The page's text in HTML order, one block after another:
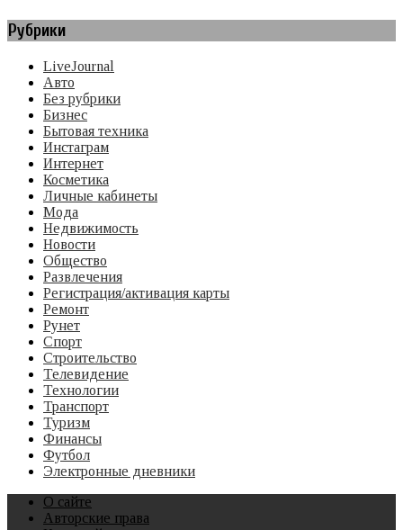
Рубрики
LiveJournal
Авто
Без рубрики
Бизнес
Бытовая техника
Инстаграм
Интернет
Косметика
Личные кабинеты
Мода
Недвижимость
Новости
Общество
Развлечения
Регистрация/активация карты
Ремонт
Рунет
Спорт
Строительство
Телевидение
Технологии
Транспорт
Туризм
Финансы
Футбол
Электронные дневники
О сайте
Авторские права